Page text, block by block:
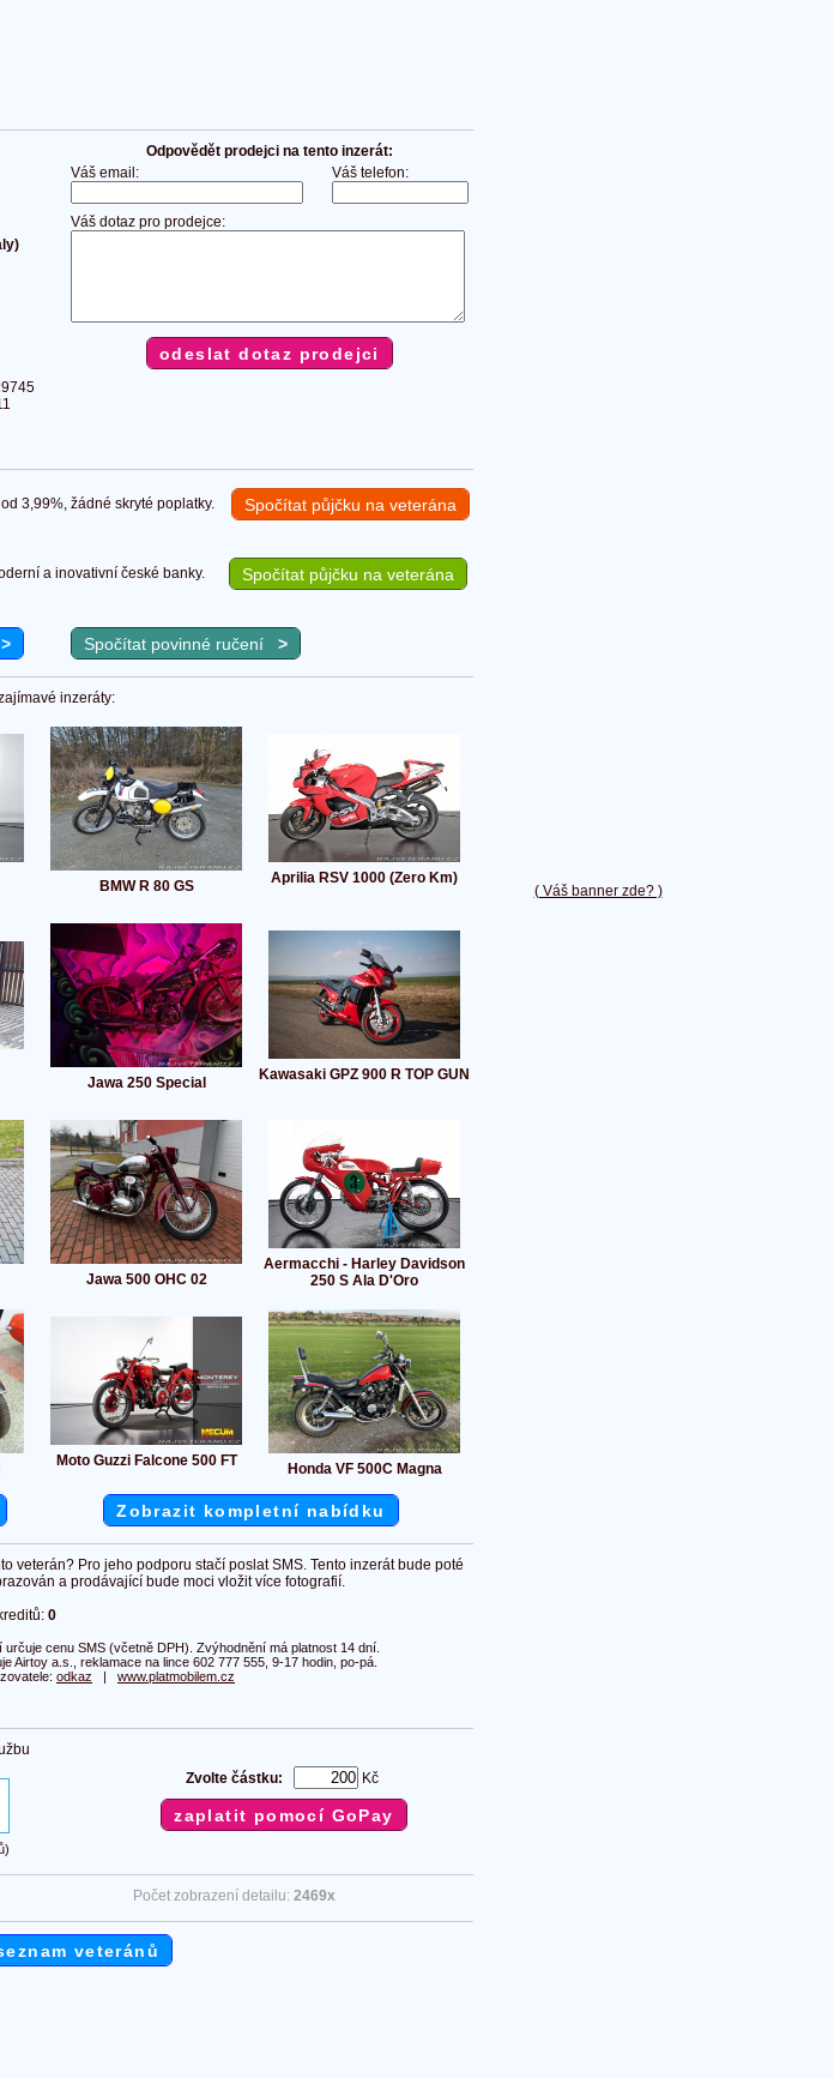
( Váš banner zde? )
Odpovědět prodejci na tento inzerát:
Váš email:
Váš telefon:
Váš dotaz pro prodejce:
3,99%, žádné skryté poplatky. Spočítat půjčku na veterána
a inovativní české banky. Spočítat půjčku na veterána
> Spočítat povinné ručení >
inzeráty:
BMW R 80 GS Aprilia RSV 1000 (Zero Km)
Jawa 250 Special
Kawasaki GPZ 900 R TOP GUN
Jawa 500 OHC 02
Aermacchi - Harley Davidson
250 S Ala D'Oro
Moto Guzzi Falcone 500 FT Honda VF 500C Magna
Zobrazit kompletní nabídku
veterán? Pro jeho podporu stačí poslat SMS. Tento inzerát bude poté
a prodávající bude moci vložit více fotografií.
0
cenu SMS (včetně DPH). Zvýhodnění má platnost 14 dní.
Airtoy a.s., reklamace na lince 602 777 555, 9-17 hodin, po-pá.
odkaz | www.platmobilem.cz
Zvolte částku: Kč
Počet zobrazení detailu: 2469x
veteránů